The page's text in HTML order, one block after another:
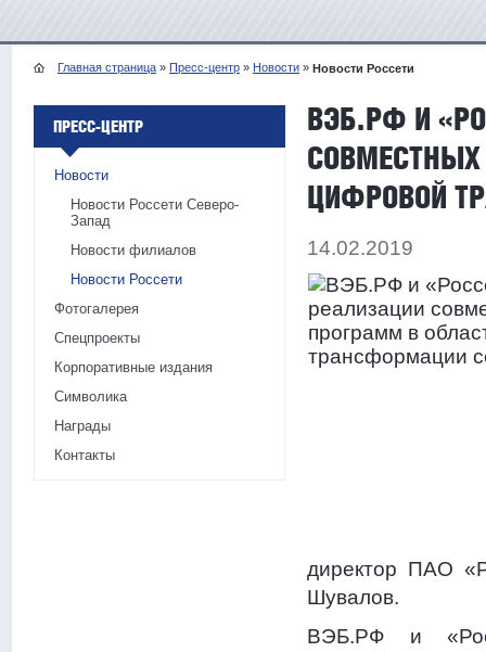
Главная страница » Пресс-центр » Новости » Новости Россети
ПРЕСС-ЦЕНТР
Новости
Новости Россети Северо-
Запад
Новости филиалов
Новости Россети
Фотогалерея
Спецпроекты
Корпоративные издания
Символика
Награды
Контакты
ВЭБ.РФ И
СОВМЕСТНЫХ
ЦИФРОВОЙ
14.02.2019
директор ПАО
Шувалов.
ВЭБ.РФ и